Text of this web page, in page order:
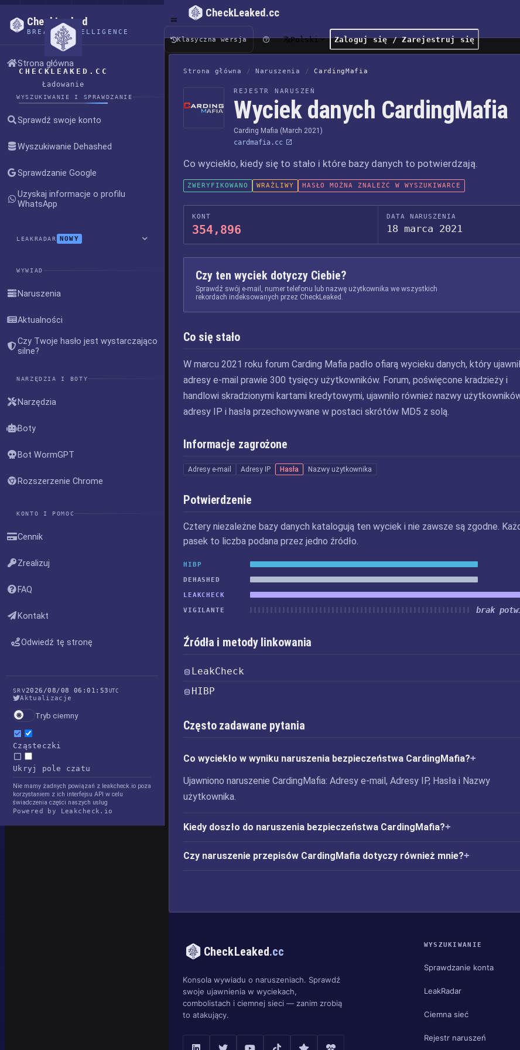
CHECKLEAKED.CC
Ładowanie
CheckLeaked
BREACH INTELLIGENCE
Strona główna
WYSZUKIWANIE I SPRAWDZANIE
Sprawdź swoje konto
Wyszukiwanie Dehashed
Sprawdzanie Google
Uzyskaj informacje o profilu
WhatsApp
LEAKRADAR NOWY
WYWIAD
Naruszenia
Aktualności
Czy Twoje hasło jest wystarczająco
silne?
NARZĘDZIA I BOTY
Narzędzia
Boty
Bot WormGPT
Rozszerzenie Chrome
KONTO I POMOC
Cennik
Zrealizuj
FAQ
Kontakt
Odwiedź tę stronę
SRV2026/08/08 06:01:53UTC
Aktualizacje
Tryb ciemny
Cząsteczki
Ukryj pole czatu
Nie mamy żadnych powiązań z leakcheck.io poza
korzystaniem z ich interfejsu API w celu
świadczenia części naszych usług
Powered by Leakcheck.io
CheckLeaked.cc
Klasyczna wersja Polski Zaloguj się / Zarejestruj się
Strona główna / Naruszenia / CardingMafia
REJESTR NARUSZEŃ
Wyciek danych CardingMafia
Carding Mafia (March 2021)
cardmafia.cc
Co wyciekło, kiedy się to stało i które bazy danych to potwierdzają.
ZWERYFIKOWANO WRAŻLIWY HASŁO MOŻNA ZNALEŹĆ W WYSZUKIWARCE
KONT
354,896
DATA NARUSZENIA
18 marca 2021
Czy ten wyciek dotyczy Ciebie?
Sprawdź swój e-mail, numer telefonu lub nazwę użytkownika we wszystkich
rekordach indeksowanych przez CheckLeaked.
Co się stało
W marcu 2021 roku forum Carding Mafia padło ofiarą wycieku danych, który
adresy e-mail prawie 300 tysięcy użytkowników. Forum, poświęcone kradzieży i
handlowi skradzionymi kartami kredytowymi, ujawniło również nazwy
adresy IP i hasła przechowywane w postaci skrótów MD5 z solą.
Informacje zagrożone
Adresy e-mail Adresy IP Hasła Nazwy użytkownika
Potwierdzenie
Cztery niezależne bazy danych katalogują ten wyciek i nie zawsze są zgodne.
pasek to liczba podana przez jedno źródło.
HIBP
DEHASHED
LEAKCHECK
VIGILANTE brak
Źródła i metody linkowania
LeakCheck
HIBP
Często zadawane pytania
Co wyciekło w wyniku naruszenia bezpieczeństwa CardingMafia?
Ujawniono naruszenie CardingMafia: Adresy e-mail, Adresy IP, Hasła i Nazwy
użytkownika.
Kiedy doszło do naruszenia bezpieczeństwa CardingMafia?
Czy naruszenie przepisów CardingMafia dotyczy również mnie?
CheckLeaked.cc
Konsola wywiadu o naruszeniach. Sprawdź
swoje ujawnienia w wyciekach,
combolistach i ciemnej sieci — zanim zrobią
to atakujący.
WYSZUKIWANIE
Sprawdzanie konta
LeakRadar
Ciemna sieć
Rejestr naruszeń